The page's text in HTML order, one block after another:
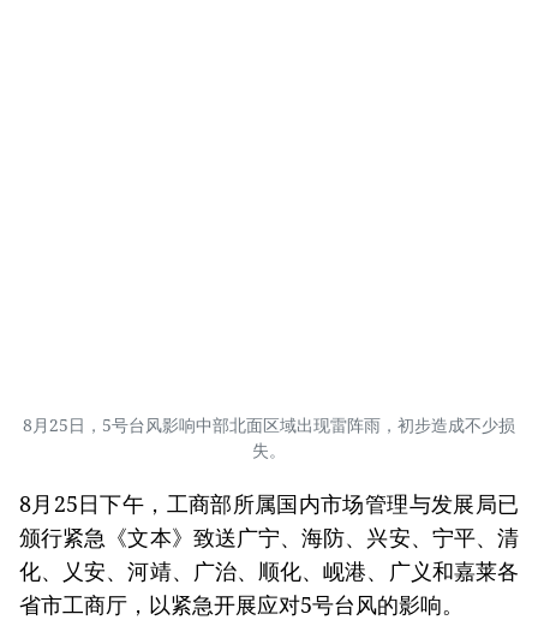
8月25日，5号台风影响中部北面区域出现雷阵雨，初步造成不少损
失。
8月25日下午，工商部所属国内市场管理与发展局已
颁行紧急《文本》致送广宁、海防、兴安、宁平、清
化、乂安、河靖、广治、顺化、岘港、广义和嘉莱各
省市工商厅，以紧急开展应对5号台风的影响。